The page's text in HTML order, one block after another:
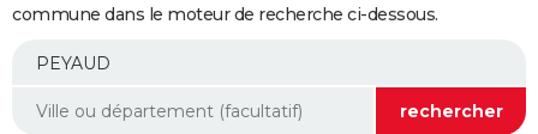
Essais
Réserver un essai
Citadines
Berlines
SUV
Forum auto
+
Mobiles
Meilleur smartphone
Internet
Ordinateurs
Jeux vidéo
Guide high-tech
Aménagement intérieur
commune dans le moteur de recherche ci-dessous.